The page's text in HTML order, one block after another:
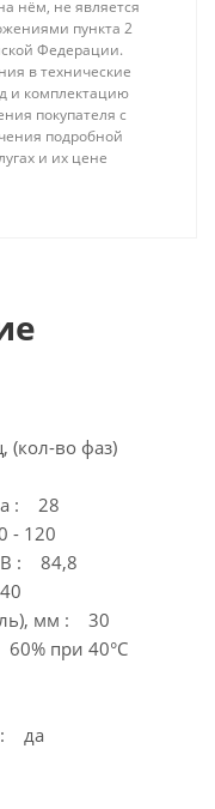
нём, не является
пункта 2
Федерации.
в технические
и комплектацию
покупателя с
подробной
и их цене
(кол-во фаз)
: 28
- 120
В : 84,8
мм : 30
при 40°С
: да